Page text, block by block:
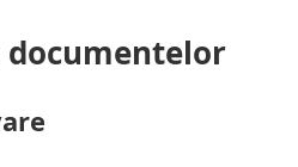
documentelor